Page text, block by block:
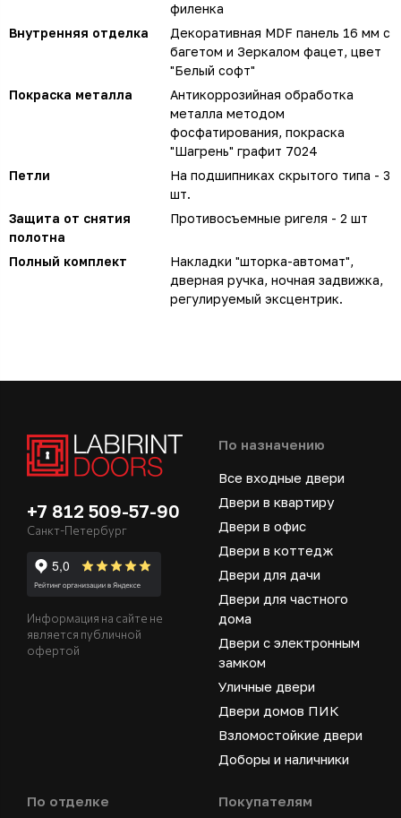
филенка
Внутренняя отделка
Декоративная MDF панель 16 мм с
багетом и Зеркалом фацет, цвет
"Белый софт"
Покраска металла
Антикоррозийная обработка
металла методом
фосфатирования, покраска
"Шагрень" графит 7024
Петли
На подшипниках скрытого типа - 3
шт.
Защита от снятия
полотна
Противосъемные ригеля - 2 шт
Полный комплект
Накладки "шторка-автомат",
дверная ручка, ночная задвижка,
регулируемый эксцентрик.
+7 812 509-57-90
Санкт-Петербург
Информация на сайте не
является публичной
офертой
По назначению
Все входные двери
Двери в квартиру
Двери в офис
Двери в коттедж
Двери для дачи
Двери для частного
дома
Двери с электронным
замком
Уличные двери
Двери домов ПИК
Взломостойкие двери
Доборы и наличники
По отделке Покупателям